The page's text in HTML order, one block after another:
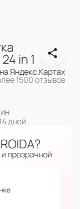
in 1
Яндекс.Картах
1500 отзывов
дней
прозрачной